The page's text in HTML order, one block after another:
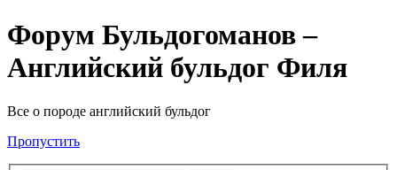
Форум Бульдогоманов –
Английский бульдог Филя
Все о породе английский бульдог
Пропустить